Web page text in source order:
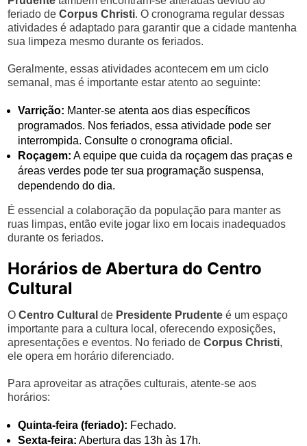
feriado deCorpus Christi. O cronograma regular dessas
atividades é adaptado para garantir que a cidade mantenha
sua limpeza mesmo durante os feriados.
Geralmente, essas atividades acontecem em um ciclo
semanal, mas é importante estar atento ao seguinte:
Varrição: Manter-se atenta aos dias específicos
programados. Nos feriados, essa atividade pode ser
interrompida. Consulte o cronograma oficial.
Roçagem: A equipe que cuida da roçagem das praças e
áreas verdes pode ter sua programação suspensa,
dependendo do dia.
É essencial a colaboração da população para manter as
ruas limpas, então evite jogar lixo em locais inadequados
durante os feriados.
Horários de Abertura do Centro
Cultural
OCentro Cultural de Presidente Prudente é um espaço
importante para a cultura local, oferecendo exposições,
apresentações e eventos. No feriado deCorpus Christi,
ele opera em horário diferenciado.
Para aproveitar as atrações culturais, atente-se aos
horários:
Quinta-feira (feriado): Fechado.
Sexta-feira: Abertura das 13h às 17h.